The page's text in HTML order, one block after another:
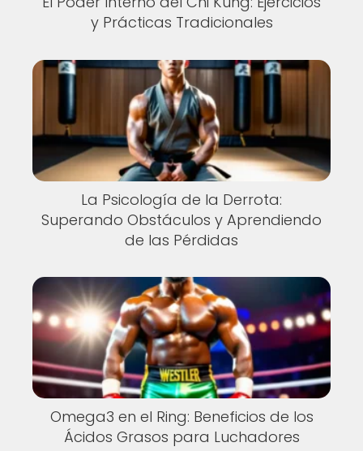
y Prácticas Tradicionales
La Psicología de la Derrota:
Superando Obstáculos y Aprendiendo
de las Pérdidas
Omega3 en el Ring: Beneficios de los
Ácidos Grasos para Luchadores